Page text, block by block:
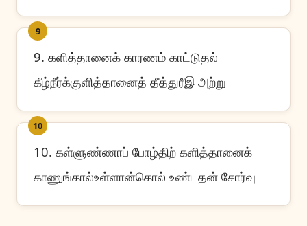
9
9. களித்தானைக் காரணம் காட்டுதல்
கீழ்நீர்க்குளித்தானைத் தீத்துரீஇ அற்று
10
10. கள்ளுண்ணாப் போழ்திற் களித்தானைக்
காணுங்கால்உள்ளான்கொல் உண்டதன் சோர்வு